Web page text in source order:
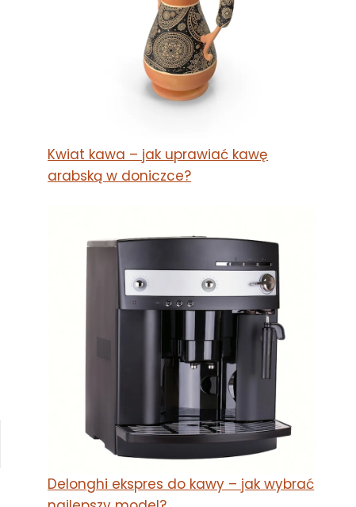
Kwiat kawa – jak uprawiać kawę
arabską w doniczce?
Delonghi ekspres do kawy – jak wybrać